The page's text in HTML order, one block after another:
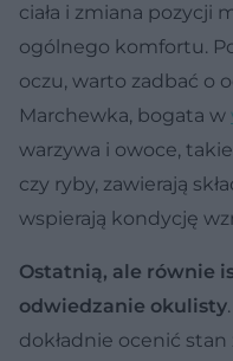
ciała i zmiana pozycji
ogólnego komfortu.
oczu, warto zadbać o
Marchewka, bogata w
warzywa i owoce,
czy ryby, zawierają
wspierają kondycję
Ostatnią, ale równie
odwiedzanie okulisty
dokładnie ocenić